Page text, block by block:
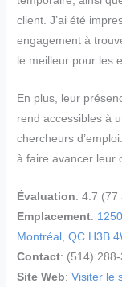
client. J’ai été
engagement à
le meilleur pour les
En plus, leur
rend accessibles à
chercheurs
à faire avancer leur
Évaluation: 4.7 (77
Emplacement:
Montréal, QC H3B
Contact: (514)
Site Web:Visiter le